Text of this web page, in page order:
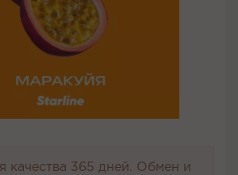
качества 365 дней. Обмен и